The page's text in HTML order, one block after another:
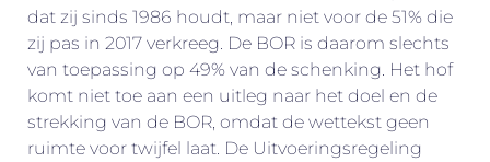
dat zij sinds 1986 houdt, maar niet voor de 51% die
zij pas in 2017 verkreeg. De BOR is daarom slechts
van toepassing op 49% van de schenking. Het hof
komt niet toe aan een uitleg naar het doel en de
strekking van de BOR, omdat de wettekst geen
ruimte voor twijfel laat. De Uitvoeringsregeling